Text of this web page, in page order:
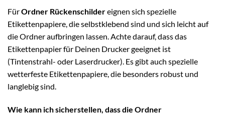
FürOrdner Rückenschildereignen sich spezielle
Etikettenpapiere, die selbstklebend sind und sich leicht auf
die Ordner aufbringen lassen. Achte darauf, dass das
Etikettenpapier für Deinen Drucker geeignet ist
(Tintenstrahl- oder Laserdrucker). Es gibt auch spezielle
wetterfeste Etikettenpapiere, die besonders robust und
langlebig sind.
Wie kann ich sicherstellen, dass die Ordner